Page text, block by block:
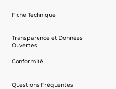
Fiche Technique
Transparence et Données
Ouvertes
Conformité
Questions Fréquentes